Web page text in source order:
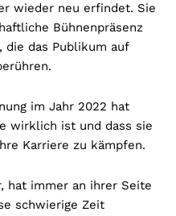
wieder neu erfindet. Sie
Bühnenpräsenz
die das Publikum auf
im Jahr 2022 hat
wirklich ist und dass sie
Karriere zu kämpfen.
hat immer an ihrer Seite
schwierige Zeit